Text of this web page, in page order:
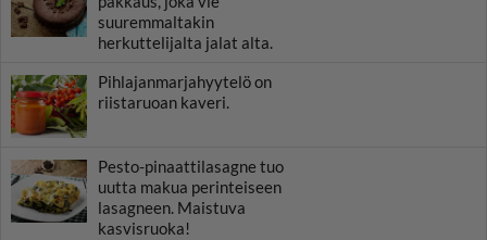
suuremmaltakin
herkuttelijalta jalat alta.
Pihlajanmarjahyytelö on
riistaruoan kaveri.
Pesto-pinaattilasagne tuo
uutta makua perinteiseen
lasagneen. Maistuva
kasvisruoka!